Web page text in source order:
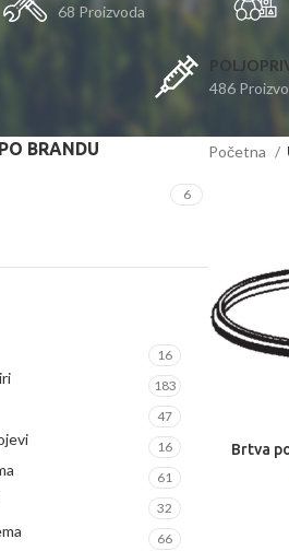
68 Proizvoda
486
BRANDU
6
16
183
47
16
61
32
66
Početna
Brtva